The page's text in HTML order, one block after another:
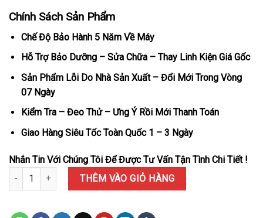
Chính Sách Sản Phẩm
Chế Độ Bảo Hành 5 Năm Về Máy
Hỗ Trợ Bảo Dưỡng – Sửa Chữa – Thay Linh Kiện Giá Gốc
Sản Phẩm Lỗi Do Nhà Sản Xuất – Đổi Mới Trong Vòng
07 Ngày
Kiểm Tra – Đeo Thử – Ưng Ý Rồi Mới Thanh Toán
Giao Hàng Siêu Tốc Toàn Quốc 1 – 3 Ngày
Nhắn Tin Với Chúng Tôi Để Được Tư Vấn Tận Tình Chi Tiết !
Đồng Hồ Rolex Day-Date 228238 Vàng Gold Mặt Trắng Cọc La Mã
THÊM VÀO GIỎ HÀNG